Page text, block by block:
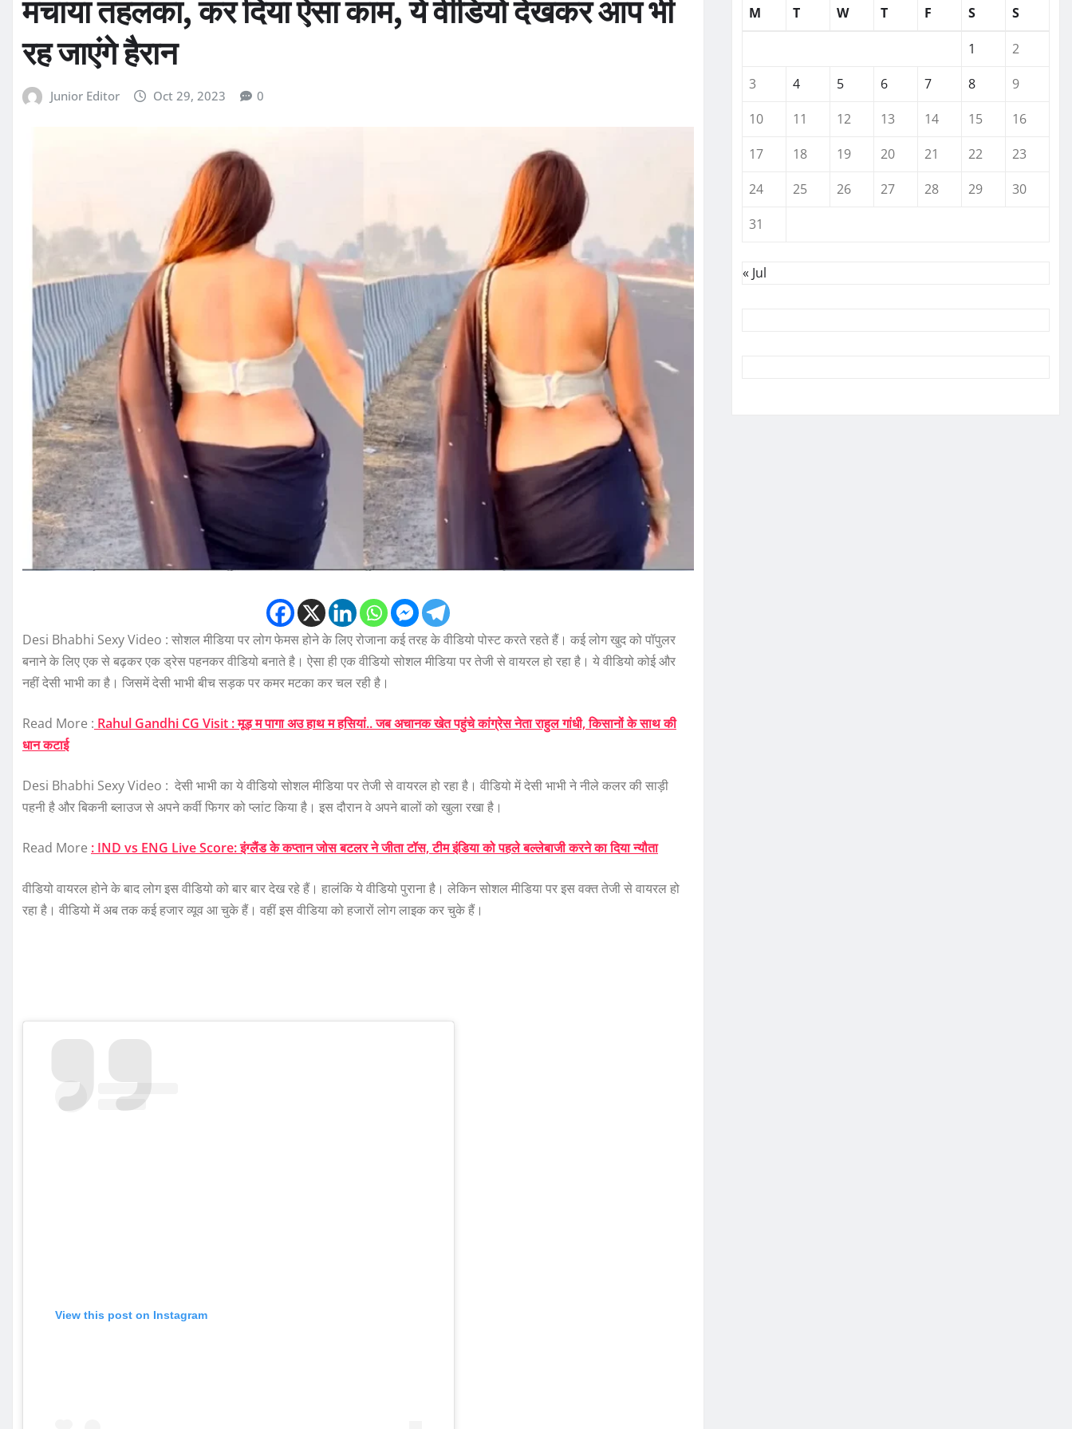
मचाया तहलका, कर दिया ऐसा काम, ये वीडियो देखकर आप भी
रह जाएंगे हैरान
Junior Editor Oct 29, 2023 0
Desi Bhabhi Sexy Video : सोशल मीडिया पर लोग फेमस होने के लिए रोजाना कई तरह के वीडियो पोस्ट करते रहते हैं। कई लोग खुद को पॉपुलर
बनाने के लिए एक से बढ़कर एक ड्रेस पहनकर वीडियो बनाते है। ऐसा ही एक वीडियो सोशल मीडिया पर तेजी से वायरल हो रहा है। ये वीडियो कोई और
नहीं देसी भाभी का है। जिसमें देसी भाभी बीच सड़क पर कमर मटका कर चल रही है।
Read More : Rahul Gandhi CG Visit : मूड़ म पागा अउ हाथ म हसियां.. जब अचानक खेत पहुंचे कांग्रेस नेता राहुल गांधी, किसानों के साथ की
धान कटाई
Desi Bhabhi Sexy Video : देसी भाभी का ये वीडियो सोशल मीडिया पर तेजी से वायरल हो रहा है। वीडियो में देसी भाभी ने नीले कलर की साड़ी
पहनी है और बिकनी ब्लाउज से अपने कर्वी फिगर को प्लांट किया है। इस दौरान वे अपने बालों को खुला रखा है।
Read More : IND vs ENG Live Score: इंग्लैंड के कप्तान जोस बटलर ने जीता टॉस, टीम इंडिया को पहले बल्लेबाजी करने का दिया न्यौता
वीडियो वायरल होने के बाद लोग इस वीडियो को बार ​बार देख रहे हैं। हालंकि ये वीडियो पुराना है। लेकिन सोशल मीडिया पर इस वक्त तेजी से वायरल हो
रहा है। वीडियो में अब तक कई हजार व्यूव आ चुके हैं। वहीं इस वीडिया को हजारों लोग लाइक कर चुके हैं।
View this post on Instagram
M
T W T F S S
1
2
3
4 5 6 7 8
9
10
11 12 13 14 15
16
17
18 19 20 21 22
23
24
25 26 27 28 29
30
31
« Jul